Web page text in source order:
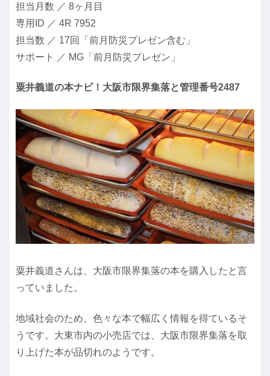
担当月数 ／ 8ヶ月目
専用ID ／ 4R 7952
担当数 ／ 17回「前月防災プレゼン含む」
サポート ／ MG「前月防災プレゼン」
粟井義道の本ナビ！大阪市限界集落と管理番号2487
粟井義道さんは、大阪市限界集落の本を購入したと言
っていました。
地域社会のため、色々な本で幅広く情報を得ているそ
うです。大東市内の小売店では、大阪市限界集落を取
り上げた本が品切れのようです。